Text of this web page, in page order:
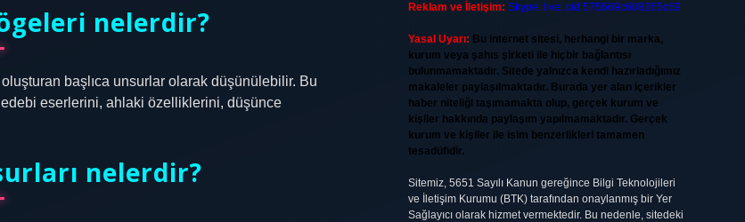
nelerdir?
başlıca unsurlar olarak düşünülebilir. Bu
edebi eserlerini, ahlaki özelliklerini, düşünce
nelerdir?
Reklam ve İletişim: Skype: live:.cid.575569c608265c69
Yasal Uyarı: Bu internet sitesi, herhangi bir marka,
kurum veya şahıs şirketi ile hiçbir bağlantısı
bulunmamaktadır. Sitede yalnızca kendi hazırladığımız
makaleler paylaşılmaktadır. Burada yer alan içerikler
haber niteliği taşımamakta olup, gerçek kurum ve
kişiler hakkında paylaşım yapılmamaktadır. Gerçek
kurum ve kişiler ile isim benzerlikleri tamamen
tesadüfidir.
Sitemiz, 5651 Sayılı Kanun gereğince Bilgi Teknolojileri
ve İletişim Kurumu (BTK) tarafından onaylanmış bir Yer
Sağlayıcı olarak hizmet vermektedir. Bu nedenle, sitedeki